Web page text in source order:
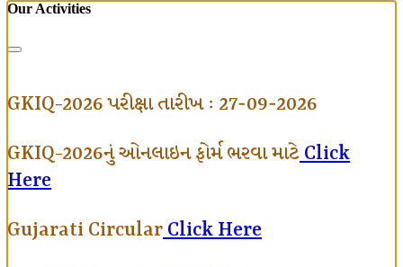
Our Activities
GKIQ-2026 પરીક્ષા તારીખ : 27-09-2026
GKIQ-2026નું ઓનલાઇન ફોર્મ ભરવા માટે Click
Here
Gujarati Circular Click Here